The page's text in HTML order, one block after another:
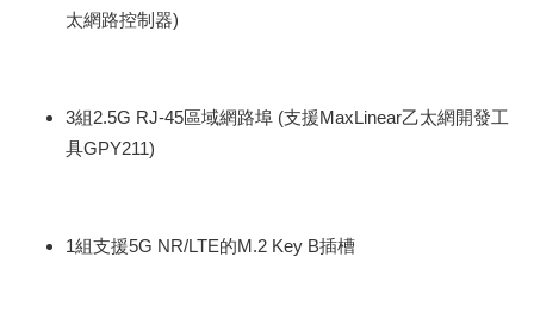
太網路控制器)
3組2.5G RJ-45區域網路埠 (支援MaxLinear乙太網開發工
具GPY211)
1組支援5G NR/LTE的M.2 Key B插槽